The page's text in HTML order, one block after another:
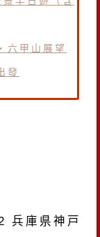
六甲山展望
發
兵庫県神戸